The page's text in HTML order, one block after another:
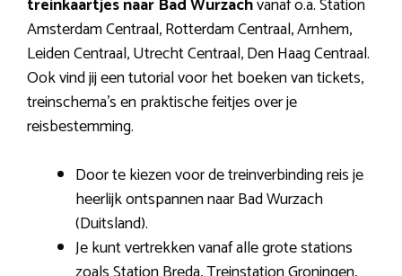
Amsterdam Centraal, Rotterdam Centraal, Arnhem,
Leiden Centraal, Utrecht Centraal, Den Haag Centraal.
Ook vind jij een tutorial voor het boeken van tickets,
treinschema’s en praktische feitjes over je
reisbestemming.
Door te kiezen voor de treinverbinding reis je
heerlijk ontspannen naar Bad Wurzach
(Duitsland).
Je kunt vertrekken vanaf alle grote stations